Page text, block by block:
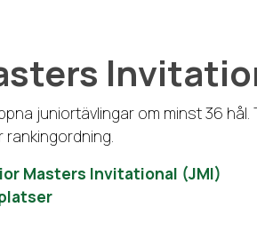
juniortävlingar om minst 36
Masters Invitational (JMI)